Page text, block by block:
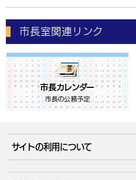
市長室関連リンク
サイトの利用について